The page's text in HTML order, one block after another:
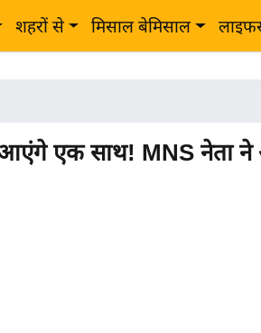
शहरों से मिसाल बेमिसाल
एक साथ! MNS नेता ने